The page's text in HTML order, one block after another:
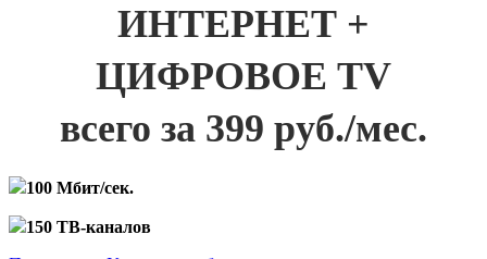
ИНТЕРНЕТ +
ЦИФРОВОЕ TV
всего за 399 руб./мес.
100 Мбит/сек.
150 ТВ-каналов